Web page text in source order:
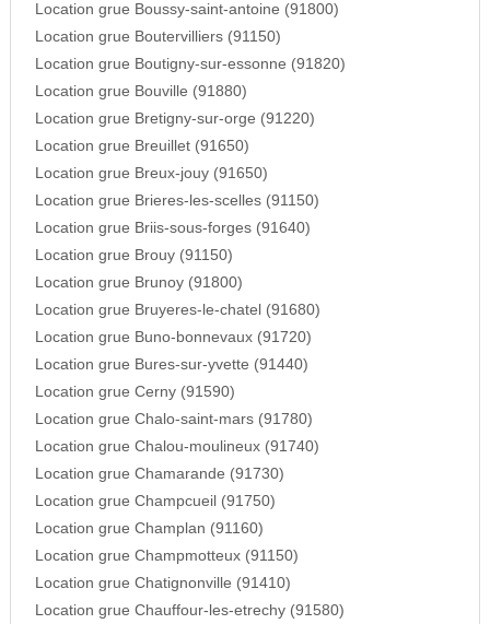
Location grue Boussy-saint-antoine (91800)
Location grue Boutervilliers (91150)
Location grue Boutigny-sur-essonne (91820)
Location grue Bouville (91880)
Location grue Bretigny-sur-orge (91220)
Location grue Breuillet (91650)
Location grue Breux-jouy (91650)
Location grue Brieres-les-scelles (91150)
Location grue Briis-sous-forges (91640)
Location grue Brouy (91150)
Location grue Brunoy (91800)
Location grue Bruyeres-le-chatel (91680)
Location grue Buno-bonnevaux (91720)
Location grue Bures-sur-yvette (91440)
Location grue Cerny (91590)
Location grue Chalo-saint-mars (91780)
Location grue Chalou-moulineux (91740)
Location grue Chamarande (91730)
Location grue Champcueil (91750)
Location grue Champlan (91160)
Location grue Champmotteux (91150)
Location grue Chatignonville (91410)
Location grue Chauffour-les-etrechy (91580)